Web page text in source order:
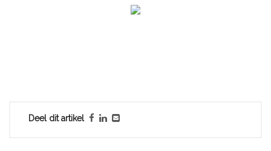
Deel dit artikel